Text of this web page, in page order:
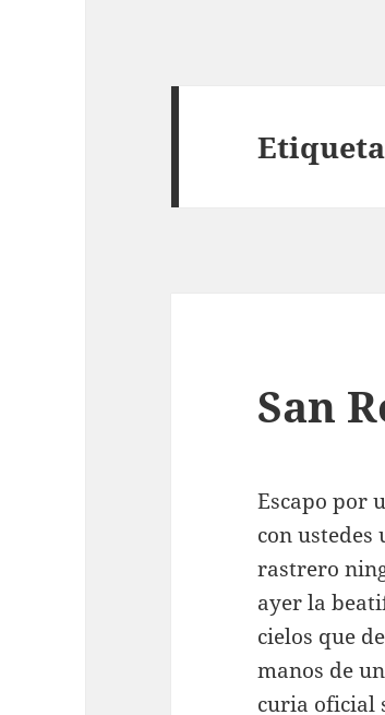
San
Escapo por
con ustedes
rastrero
ayer la
cielos que
manos de
curia oficial